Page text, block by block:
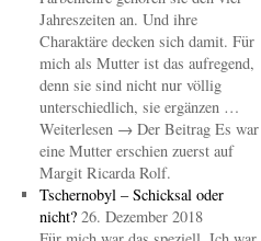
Jahreszeiten an. Und ihre
Charaktäre decken sich damit. Für
mich als Mutter ist das aufregend,
denn sie sind nicht nur völlig
unterschiedlich, sie ergänzen …
Weiterlesen → Der Beitrag Es war
eine Mutter erschien zuerst auf
Margit Ricarda Rolf.
Tschernobyl – Schicksal oder
nicht? 26. Dezember 2018